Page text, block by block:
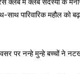
पारिवारिक महौल को
पर नन्हे मुन्हे बच्चों ने